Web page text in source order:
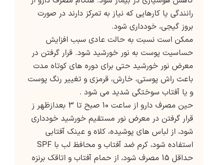
رانندگی یا کارهایی که نیاز به تمرکز دارند در صورت
بروز گیجی، خودداری شود.
ممکن است نسبت به حالت عادی سبب افزایش
حساسیت پوست به نور خورشید شود. قرار گرفتن در
معرض نور خورشید حتی برای دوره های کوتاه مدت
باعث راش پوستی، خارش، قرمزی و تغییر رنگ پوست
و یا آفتاب سوختگی شدید می شود .
حین مصرف دارو از ساعت 10 صبح تا 3 بعدازظهر ز
قرار گرفتن در معرض نور مستقیم خورشید خودداری
شود، از لباس های پوشیده، کلاه و عینک آفتابی
استفاده شود، کرم ضد آفتاب و محافظ لب با SPF
حداقل 15 مصرف شود، از حمام آفتاب و اتاقک برنزه